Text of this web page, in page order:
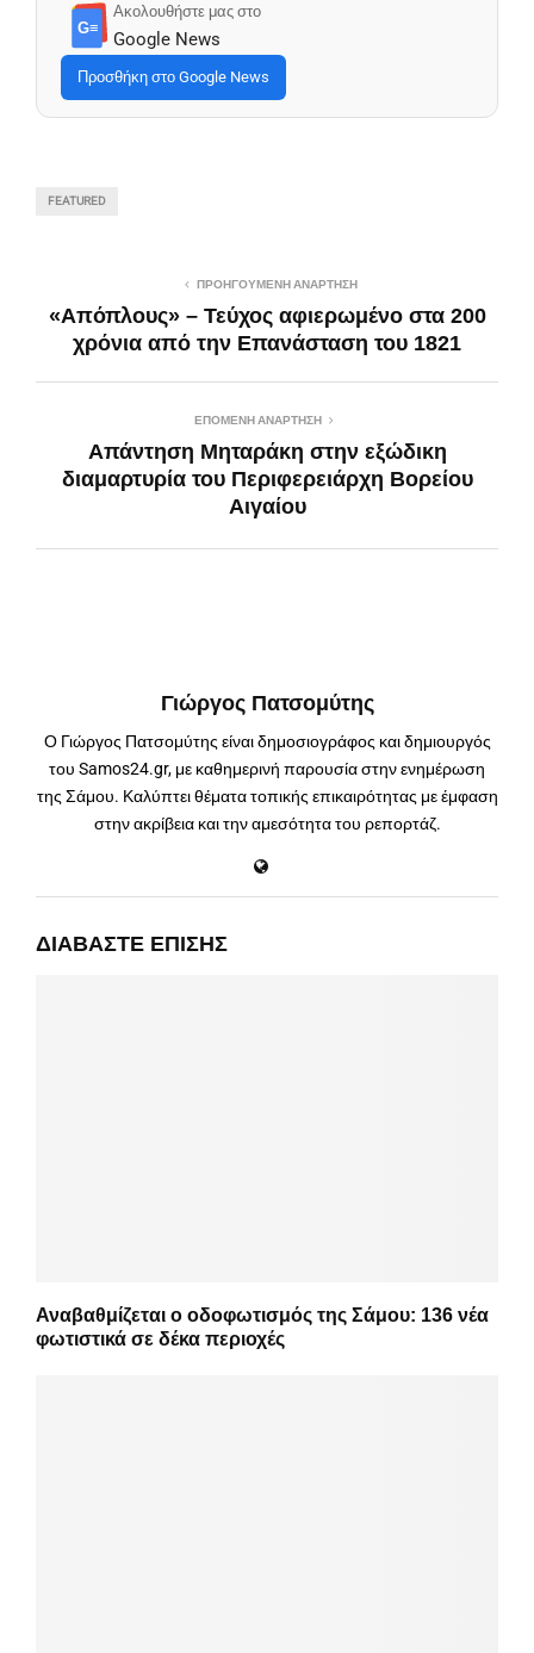
G≡
Ακολουθήστε μας στο
Google News
Προσθήκη στο Google News
FEATURED
ΠΡΟΗΓΟΎΜΕΝΗ ΑΝΆΡΤΗΣΗ
«Απόπλους» – Τεύχος αφιερωμένο στα 200
χρόνια από την Επανάσταση του 1821
ΕΠΌΜΕΝΗ ΑΝΆΡΤΗΣΗ
Απάντηση Μηταράκη στην εξώδικη
διαμαρτυρία του Περιφερειάρχη Βορείου
Αιγαίου
Γιώργος Πατσομύτης
Ο Γιώργος Πατσομύτης είναι δημοσιογράφος και δημιουργός
του Samos24.gr, με καθημερινή παρουσία στην ενημέρωση
της Σάμου. Καλύπτει θέματα τοπικής επικαιρότητας με έμφαση
στην ακρίβεια και την αμεσότητα του ρεπορτάζ.
ΔΙΑΒΆΣΤΕ ΕΠΊΣΗΣ
Αναβαθμίζεται ο οδοφωτισμός της Σάμου: 136 νέα
φωτιστικά σε δέκα περιοχές